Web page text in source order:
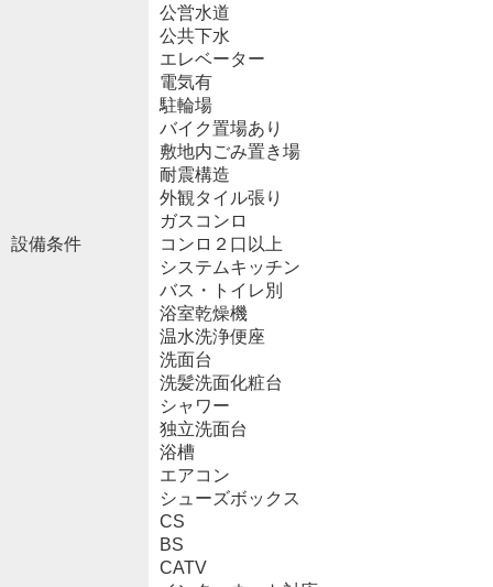
設備条件
公営水道
公共下水
エレベーター
電気有
駐輪場
バイク置場あり
敷地内ごみ置き場
耐震構造
外観タイル張り
ガスコンロ
コンロ２口以上
システムキッチン
バス・トイレ別
浴室乾燥機
温水洗浄便座
洗面台
洗髪洗面化粧台
シャワー
独立洗面台
浴槽
エアコン
シューズボックス
CS
BS
CATV